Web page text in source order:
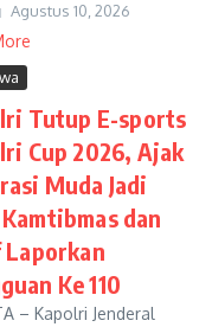
Agustus 10, 2026
Tutup E-sports
Cup 2026, Ajak
Muda Jadi
dan
Ke 110
– Kapolri Jenderal